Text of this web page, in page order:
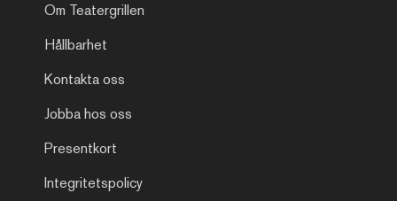
Om Teatergrillen
Hållbarhet
Kontakta oss
Jobba hos oss
Presentkort
Integritetspolicy